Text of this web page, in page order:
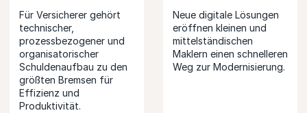
Für Versicherer gehört
technischer,
prozessbezogener und
organisatorischer
Schuldenaufbau zu den
größten Bremsen für
Effizienz und
Produktivität.
Neue digitale Lösungen
eröffnen kleinen und
mittelständischen
Maklern einen schnelleren
Weg zur Modernisierung.